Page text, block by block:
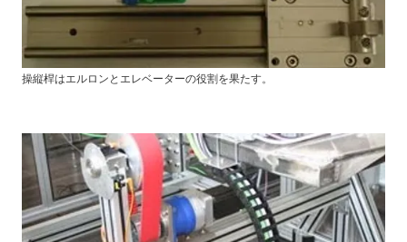
操縦桿はエルロンとエレベーターの役割を果たす。